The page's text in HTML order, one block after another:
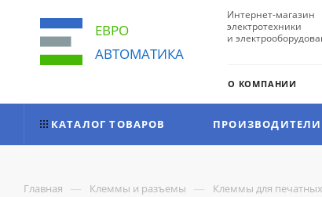
ЕВРО
АВТОМАТИКА
Интернет-магазин
электротехники
и
О КОМПАНИИ
КАТАЛОГ ТОВАРОВ ПРОИЗВОДИТЕЛИ
Главная — Клеммы и разъемы — Клеммы для